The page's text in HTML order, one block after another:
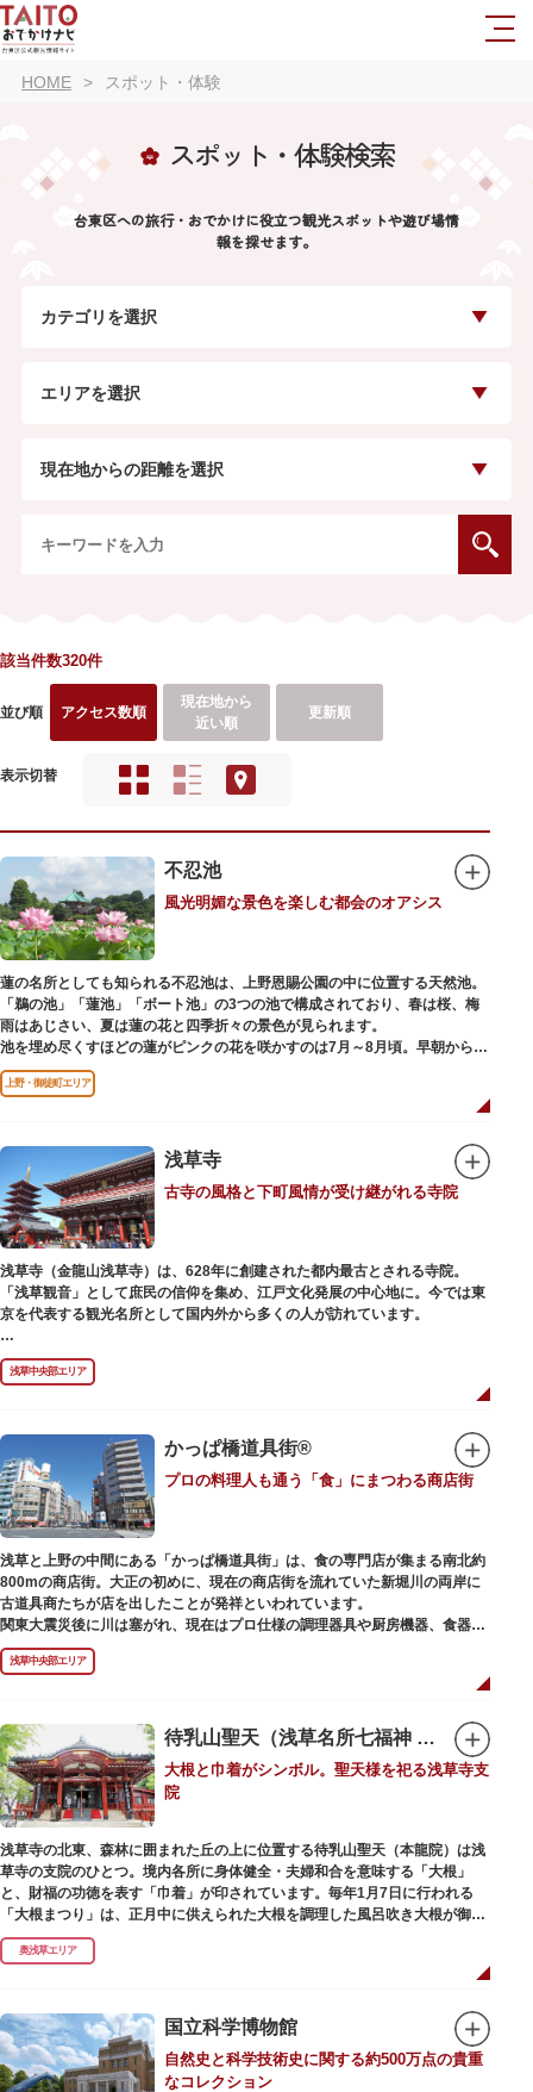
HOME スポット・体験
スポット・体験検索
台東区への旅行・おでかけに役立つ観光スポットや遊び場情
報を探せます。
カテゴリを選択
エリアを選択
現在地からの距離を選択
該当件数320件
並び順 アクセス数順
現在地から
近い順
更新順
表示切替
不忍池
風光明媚な景色を楽しむ都会のオアシス
蓮の名所としても知られる不忍池は、上野恩賜公園の中に位置する天然池。
「鵜の池」「蓮池」「ボート池」の3つの池で構成されており、春は桜、梅
雨はあじさい、夏は蓮の花と四季折々の景色が見られます。
池を埋め尽くすほどの蓮がピンクの花を咲かすのは7月～8月頃。早朝から午
前のみ開花するので、シーズン中は多くの観光客が朝早くから池を訪れま
す。綺麗な蓮の花を近くから観察できるデッキを散歩しながら朝の不忍池を
から池を眺めれば、新しい発見ができるかもしれません。また、「鵜の池」
にはマガモ・オナガガモなどたくさんの鴨や渡り鳥が訪れます。大都会の中
でバードウォッチングができる珍しいスポットです。
ファミリーで、カップルで、または一人でゆったりと、思い思いの時間をお
過ごしください。
上野・御徒町エリア
浅草寺
古寺の風格と下町風情が受け継がれる寺院
浅草寺（金龍山浅草寺）は、628年に創建された都内最古とされる寺院。
「浅草観音」として庶民の信仰を集め、江戸文化発展の中心地に。今では東
京を代表する観光名所として国内外から多くの人が訪れています。
浅草の象徴とも言える「雷門（風雷神門）」は、高さ3.9mの大提灯と風神雷
神像が安置された浅草寺の総門。本堂前には2体の仁王尊像が並ぶ山門「宝
蔵門」が建ち、参拝客を堂々と迎えてくれます。本堂前には、邪気を払うご
身を清めましょう。「観音堂」とも呼ばれる本堂にはご本尊の聖観世音菩薩
が祀られており、毎日定時に法要が執り行われています。
境内の歴史ある建造物も必見です。ひと際目立つ五重塔、国指定重要文化財
の二天門、浅草名所七福神のひとつ・大黒天が祀られた影向堂（ようごうど
う）など、悠久の時に思いを馳せて見学をお楽しみください。
日没後はライトアップされ、朱塗りの建物がより一層鮮やかに浮かび上がり
ます。昼間は約90店舗が軒を連ねる仲見世のお店も閉まり、シャッターに描
かれた「浅草絵巻」を楽しめるのも夜の醍醐味。撮影スポットやデートスポ
ットにもおすすめです。昼間と比べて人が少なくゆっくり巡れるので、足を
運んでみてはいかがでしょうか。
浅草中央部エリア
かっぱ橋道具街®
プロの料理人も通う「食」にまつわる商店街
浅草と上野の中間にある「かっぱ橋道具街」は、食の専門店が集まる南北約
800mの商店街。大正の初めに、現在の商店街を流れていた新堀川の両岸に
古道具商たちが店を出したことが発祥といわれています。
関東大震災後に川は塞がれ、現在はプロ仕様の調理器具や厨房機器、食器、
包材、調理衣装など「食」にまつわる約170軒の専門店が集まる個性的な専
門商店街として賑わいを見せています。もちろん、ほとんどのお店が小売に
も対応。家庭の調理用具を購入したい人や観光客にもおすすめです。食品サ
毎年、道具の日である10月9日前後に開催される「かっぱ橋道具まつり」で
は、各店舗がおすすめ商品や掘り出しものを販売。また、年ごとに異なる
様々な催しものも行われます。
浅草中央部エリア
待乳山聖天（浅草名所七福神 毘沙門天）
大根と巾着がシンボル。聖天様を祀る浅草寺支
院
浅草寺の北東、森林に囲まれた丘の上に位置する待乳山聖天（本龍院）は浅
草寺の支院のひとつ。境内各所に身体健全・夫婦和合を意味する「大根」
と、財福の功徳を表す「巾着」が印されています。毎年1月7日に行われる
「大根まつり」は、正月中に供えられた大根を調理した風呂吹き大根が御神
酒とともに参拝者に振る舞われるイベント。聖天様のお下がりの大根をいた
だくことで、心身健康のご利益があるそうです。
養する最高の祈祷法。心願成就の力があると考えられており、依頼すると7
日間毎朝祈祷していただけます。また、浅草名所七福神のひとつとしても知
られ、毘沙門天が祀られています。
奥浅草エリア
国立科学博物館
自然史と科学技術史に関する約500万点の貴重
なコレクション